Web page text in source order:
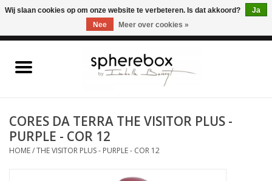
Home
MEUBELEN
CORES DA TERRA THE VISITOR PLUS -
PURPLE - COR 12
HOME/THE VISITOR PLUS - PURPLE - COR 12
Wij slaan cookies op om onze website te verbeteren. Is dat akkoord?
Ja
Nee
Meer over cookies »
ONLINE WINKEL VOOR WOONACCESSOIRES, MEUBELEN & KUNST – GRATIS